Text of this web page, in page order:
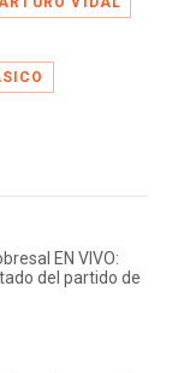
EN VIVO:
del partido de